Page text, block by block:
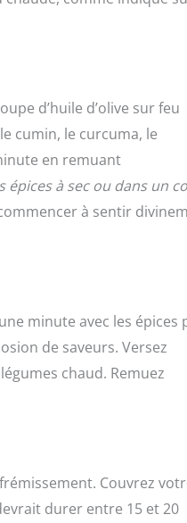
d’huile d’olive sur feu
cumin, le curcuma, le
en remuant
épices à sec ou dans un
à sentir
minute avec les épices
de saveurs. Versez
chaud. Remuez
Couvrez
durer entre 15 et 20